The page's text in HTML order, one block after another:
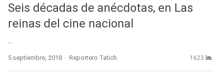
Seis décadas de anécdotas, en Las
reinas del cine nacional
5 septiembre, 2018 Author
Reportero Tatich 1623